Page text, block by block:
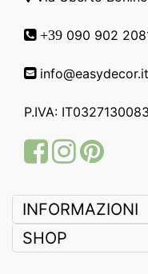
+39 090 902
info@easydecor.it
P.IVA:
FacebookInstagram
Pinterest
INFORMAZIONI
SHOP